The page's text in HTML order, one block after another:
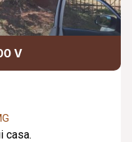
V
casa.